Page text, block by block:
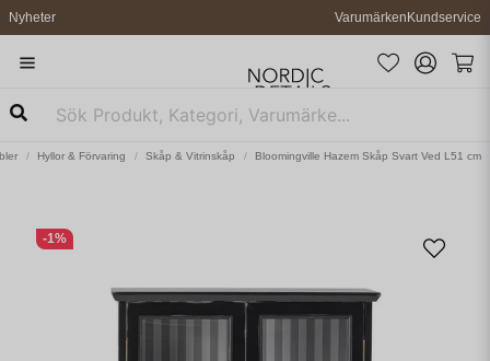
Nyheter VarumärkenKundservice
Hyllor & Förvaring Skåp & Vitrinskåp Bloomingville Hazem Skåp Svart Ved L51 cm
-1%